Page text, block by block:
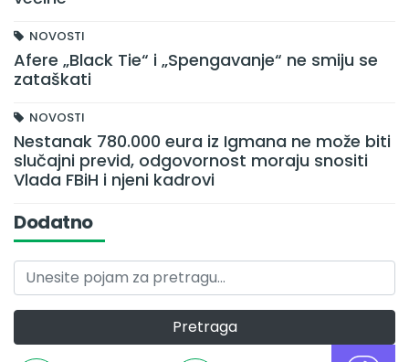
NOVOSTI
Afere „Black Tie“ i „Spengavanje“ ne smiju se
zataškati
NOVOSTI
Nestanak 780.000 eura iz Igmana ne može biti
slučajni previd, odgovornost moraju snositi
Vlada FBiH i njeni kadrovi
Dodatno
Pretraga